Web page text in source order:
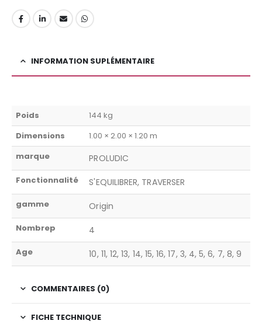
INFORMATION SUPLÉMENTAIRE
Poids
144 kg
Dimensions
1.00 × 2.00 × 1.20 m
marque
PROLUDIC
Fonctionnalité S'EQUILIBRER, TRAVERSER
gamme Origin
Nombrep 4
Age 10, 11, 12, 13, 14, 15, 16, 17, 3, 4, 5, 6, 7, 8, 9
COMMENTAIRES (0)
FICHE TECHNIQUE